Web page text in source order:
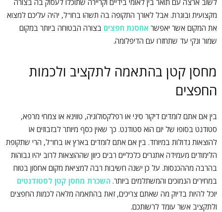
מקצועית ובוגרת. אבל לאורך התקופה בה תשהו בחו"ל, יהיה עליכם למצוא
את המקום אשר יאפשר אחסנת חפצים בצורה הבטוחה ביותר במקום
שמור ונקי עד שתחזרו עם הדיפלומה.
מחסן קטן בהתאמה לתקציב ולכמות
החפצים
בין אם אתם לומדים דיקור סיני או רפלקסולוגיה, טווינא או צמחי מרפא,
סטודנט בסופו של יום הוא סטודנט. כך שאין כסף מיותר לבזבוזים או
להוצאות גדולות במיוחד. בין אם אתם לומדים בארץ או בחו"ל, הרי שתקופת
הלימודים מעמידה אתגרים כלכליים רבים כיוון שההוצאות לרוב יהיו גבוהות
בהרבה מההכנסות. על כן ישנה חשיבות רבה למציאת מקום אחסון בטוח
במחירים הנמוכים והמשתלמים ביותר. השכרת מחסן קטן לסטודנטים
יוכל להיות בדיוק מה שאתם צריכים, זאת בהתאמה מלאה לכמות החפצים
ולתקציב אשר עומד לרשותכם.